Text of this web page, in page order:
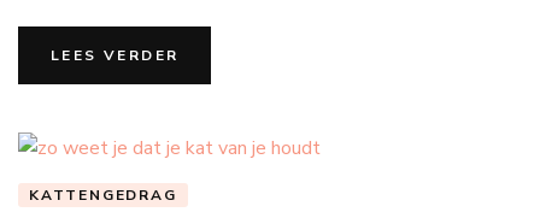
LEES VERDER
KATTENGEDRAG